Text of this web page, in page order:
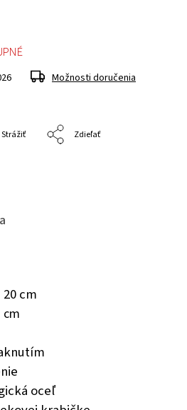
Možnosti doručenia
Strážiť Zdieľať
cm
cm
oceľ